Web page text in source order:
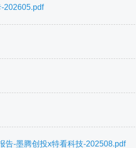
202605.pdf
告-墨腾创投x特看科技-202508.pdf